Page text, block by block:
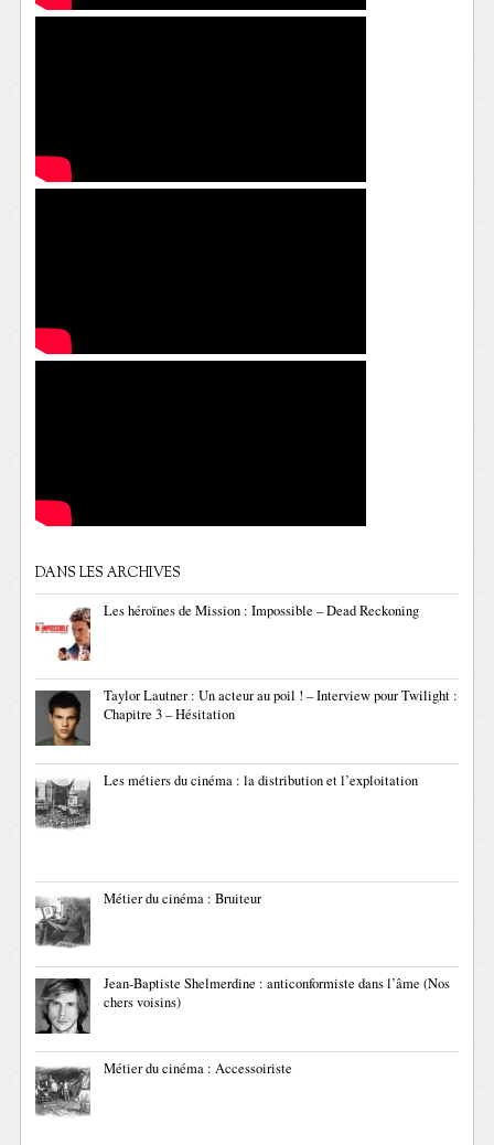
DANS LES ARCHIVES
Les héroïnes de Mission : Impossible – Dead Reckoning
Taylor Lautner : Un acteur au poil ! – Interview pour Twilight :
Chapitre 3 – Hésitation
Les métiers du cinéma : la distribution et l’exploitation
Métier du cinéma : Bruiteur
Jean-Baptiste Shelmerdine : anticonformiste dans l’âme (Nos
chers voisins)
Métier du cinéma : Accessoiriste